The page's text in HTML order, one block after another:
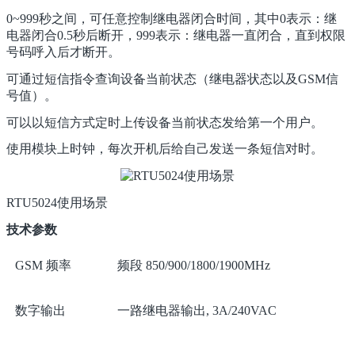
0~999秒之间，可任意控制继电器闭合时间，其中0表示：继
电器闭合0.5秒后断开，999表示：继电器一直闭合，直到权限
号码呼入后才断开。
可通过短信指令查询设备当前状态（继电器状态以及GSM信
号值）。
可以以短信方式定时上传设备当前状态发给第一个用户。
使用模块上时钟，每次开机后给自己发送一条短信对时。
RTU5024使用场景
技术参数
GSM 频率 频段 850/900/1800/1900MHz
数字输出 一路继电器输出, 3A/240VAC